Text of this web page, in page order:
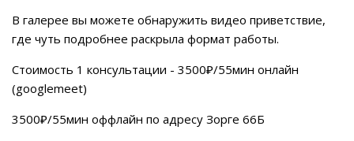
В галерее вы можете обнаружить видео приветствие,
где чуть подробнее раскрыла формат работы.
Стоимость 1 консультации - 3500₽/55мин онлайн
(googlemeet)
3500₽/55мин оффлайн по адресу Зорге 66Б